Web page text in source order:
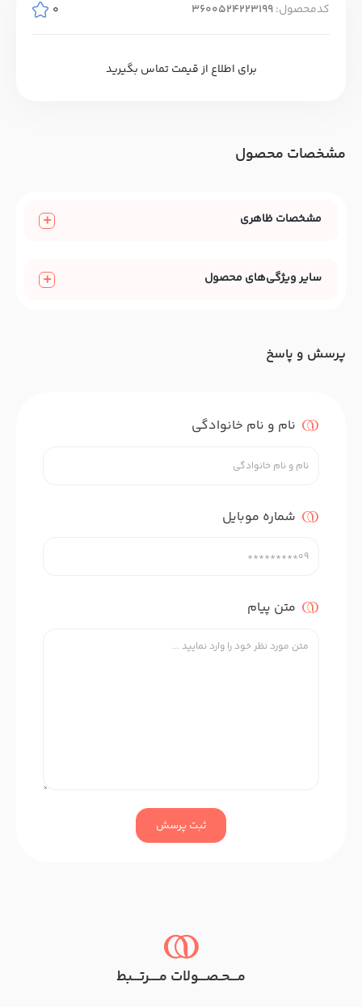
کدمحصول:3600524223199
0
برای اطلاع از قیمت تماس بگیرید
مشخصات محصول
مشخصات ظاهری
سایر ویژگی‌های محصول
پرسش و پاسخ
نام و نام خانوادگی
شماره موبایل
متن پیام
ثبت پرسش
مـــحـصـــولات مــــرتـــبط